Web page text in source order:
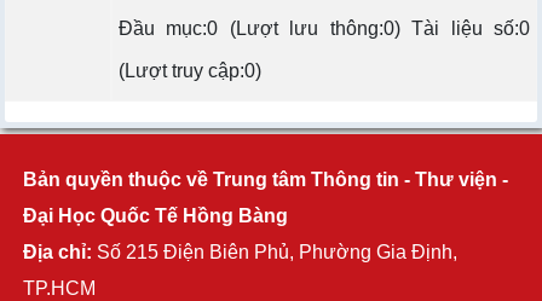
Đầu mục:0 (Lượt lưu thông:0) Tài liệu số:0
(Lượt truy cập:0)
Bản quyền thuộc về Trung tâm Thông tin - Thư viện -
Đại Học Quốc Tế Hồng Bàng
Địa chỉ: Số 215 Điện Biên Phủ, Phường Gia Định,
TP.HCM